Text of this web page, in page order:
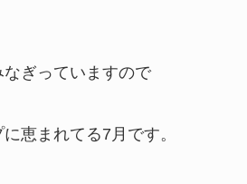
ぎっていますので
恵まれてる7月です。